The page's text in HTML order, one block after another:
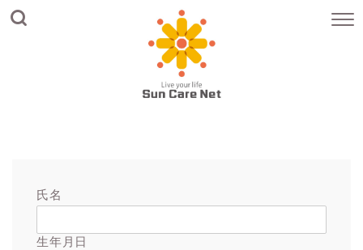
氏名
生年月日